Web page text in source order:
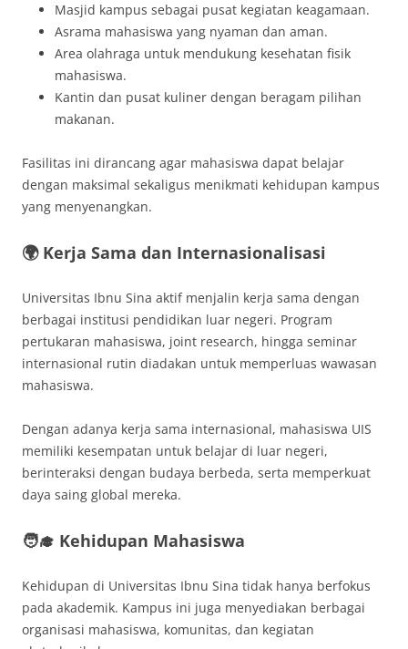
Masjid kampus sebagai pusat kegiatan keagamaan.
Asrama mahasiswa yang nyaman dan aman.
Area olahraga untuk mendukung kesehatan fisik
mahasiswa.
Kantin dan pusat kuliner dengan beragam pilihan
makanan.
Fasilitas ini dirancang agar mahasiswa dapat belajar
dengan maksimal sekaligus menikmati kehidupan kampus
yang menyenangkan.
🌍 Kerja Sama dan Internasionalisasi
Universitas Ibnu Sina aktif menjalin kerja sama dengan
berbagai institusi pendidikan luar negeri. Program
pertukaran mahasiswa, joint research, hingga seminar
internasional rutin diadakan untuk memperluas wawasan
mahasiswa.
Dengan adanya kerja sama internasional, mahasiswa UIS
memiliki kesempatan untuk belajar di luar negeri,
berinteraksi dengan budaya berbeda, serta memperkuat
daya saing global mereka.
🧑‍🎓 Kehidupan Mahasiswa
Kehidupan di Universitas Ibnu Sina tidak hanya berfokus
pada akademik. Kampus ini juga menyediakan berbagai
organisasi mahasiswa, komunitas, dan kegiatan